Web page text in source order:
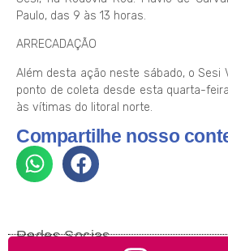
Paulo, das 9 às 13 horas.
ARRECADAÇÃO
Além desta ação neste sábado, o Sesi
ponto de coleta desde esta quarta-
às vítimas do litoral norte.
Compartilhe nosso
Redes Socias